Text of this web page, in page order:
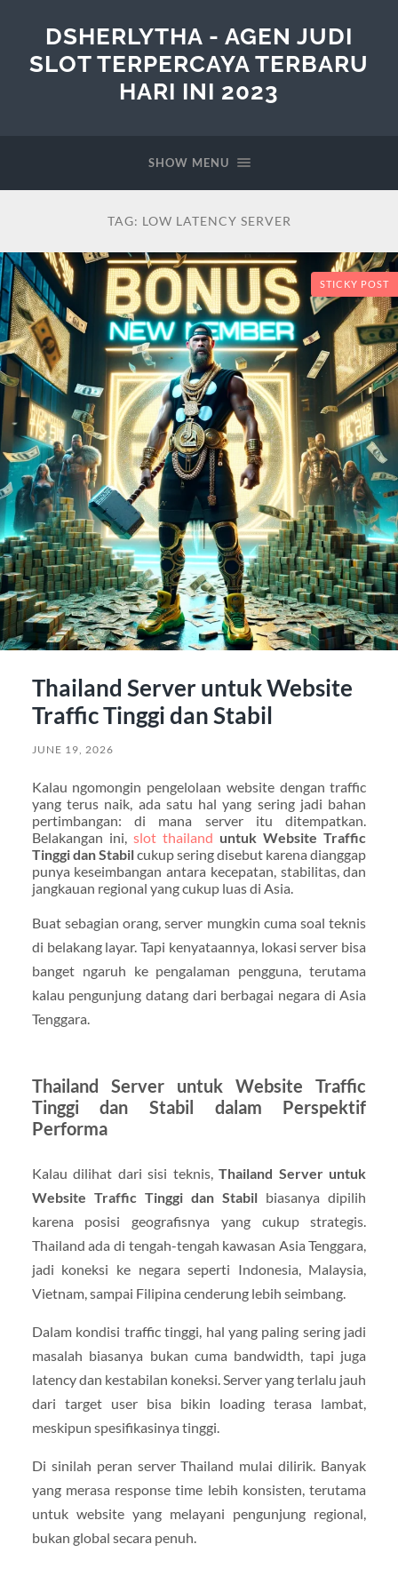
DSHERLYTHA - AGEN JUDI
SLOT TERPERCAYA TERBARU
HARI INI 2023
SHOW MENU
TAG: LOW LATENCY SERVER
STICKY POST
Thailand Server untuk Website
Traffic Tinggi dan Stabil
JUNE 19, 2026
Kalau ngomongin pengelolaan website dengan traffic
yang terus naik, ada satu hal yang sering jadi bahan
pertimbangan: di mana server itu ditempatkan.
Belakangan ini, slot thailand untuk Website Traffic
Tinggi dan Stabilcukup sering disebut karena dianggap
punya keseimbangan antara kecepatan, stabilitas, dan
jangkauan regional yang cukup luas di Asia.
Buat sebagian orang, server mungkin cuma soal teknis
di belakang layar. Tapi kenyataannya, lokasi server bisa
banget ngaruh ke pengalaman pengguna, terutama
kalau pengunjung datang dari berbagai negara di Asia
Tenggara.
Thailand Server untuk Website Traffic
Tinggi dan Stabil dalam Perspektif
Performa
Kalau dilihat dari sisi teknis,Thailand Server untuk
Website Traffic Tinggi dan Stabil biasanya dipilih
karena posisi geografisnya yang cukup strategis.
Thailand ada di tengah-tengah kawasan Asia Tenggara,
jadi koneksi ke negara seperti Indonesia, Malaysia,
Vietnam, sampai Filipina cenderung lebih seimbang.
Dalam kondisi traffic tinggi, hal yang paling sering jadi
masalah biasanya bukan cuma bandwidth, tapi juga
latency dan kestabilan koneksi. Server yang terlalu jauh
dari target user bisa bikin loading terasa lambat,
meskipun spesifikasinya tinggi.
Di sinilah peran server Thailand mulai dilirik. Banyak
yang merasa response time lebih konsisten, terutama
untuk website yang melayani pengunjung regional,
bukan global secara penuh.